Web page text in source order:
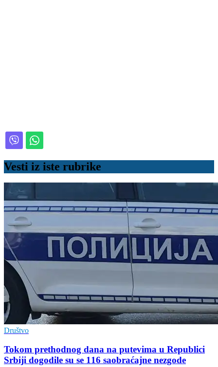
Vesti iz iste rubrike
Društvo
Tokom prethodnog dana na putevima u Republici
Srbiji dogodile su se 116 saobraćajne nezgode